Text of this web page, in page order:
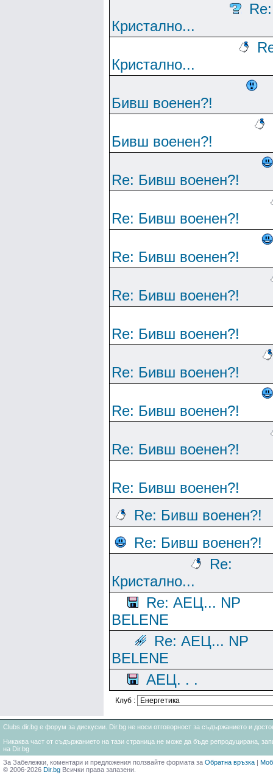
Re:
Кристално...
Кристално...
Бивш военен?!
Бивш военен?!
Re: Бивш военен?!
Re: Бивш военен?!
Re: Бивш военен?!
Re: Бивш военен?!
Re: Бивш военен?!
Re: Бивш военен?!
Re: Бивш военен?!
Re: Бивш военен?!
Re: Бивш военен?!
Re: Бивш военен?!
Re: Бивш военен?!
Re:
Кристално...
Re: АЕЦ... NP
BELENE
Re: АЕЦ... NP
BELENE
АЕЦ. . .
Клуб :
Clubs.dir.bg е форум за дискусии. Dir.bg не носи отговорност за съдържанието и
Никаква част от съдържанието на тази страница не може да бъде репродуцирана,
на Dir.bg
За Забележки, коментари и предложения ползвайте формата за Обратна връзка |
© 2006-2026 Dir.bg Всички права запазени.